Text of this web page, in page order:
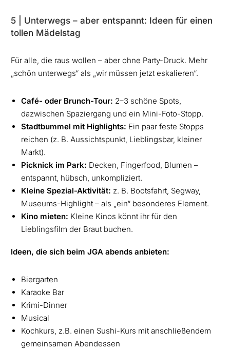
5 | Unterwegs – aber entspannt: Ideen für einen
tollen Mädelstag
Für alle, die raus wollen – aber ohne Party-Druck. Mehr
„schön unterwegs“ als „wir müssen jetzt eskalieren“.
Café- oder Brunch-Tour: 2–3 schöne Spots,
dazwischen Spaziergang und ein Mini-Foto-Stopp.
Stadtbummel mit Highlights: Ein paar feste Stopps
reichen (z. B. Aussichtspunkt, Lieblingsbar, kleiner
Markt).
Picknick im Park: Decken, Fingerfood, Blumen –
entspannt, hübsch, unkompliziert.
Kleine Spezial-Aktivität: z. B. Bootsfahrt, Segway,
Museums-Highlight – als „ein“ besonderes Element.
Kino mieten: Kleine Kinos könnt ihr für den
Lieblingsfilm der Braut buchen.
Ideen, die sich beim JGA abends anbieten:
Biergarten
Karaoke Bar
Krimi-Dinner
Musical
Kochkurs, z.B. einen Sushi-Kurs mit anschließendem
gemeinsamen Abendessen